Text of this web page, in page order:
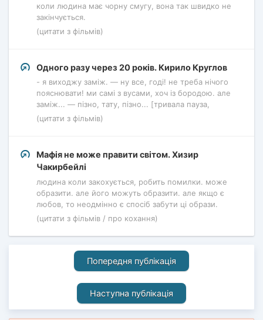
коли людина має чорну смугу, вона так швидко не
закінчується.
(цитати з фільмів)
Одного разу через 20 років. Кирило Круглов
- я виходжу заміж. — ну все, годі! не треба нічого
пояснювати! ми самі з вусами, хоч із бородою. але
заміж... — пізно, тату, пізно... [тривала пауза,
(цитати з фільмів)
Мафія не може правити світом. Хизир
Чакирбейлі
людина коли закохується, робить помилки. може
образити. але його можуть образити. але якщо є
любов, то неодмінно є спосіб забути ці образи.
(цитати з фільмів / про кохання)
Попередня публікація
Наступна публікація